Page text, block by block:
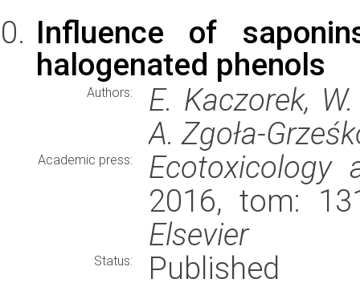
Influence of
halogenated phenols
Authors:
E. Kaczorek,
A. Zgoła-
Academic press:
Ecotoxicology
2016, tom:
Elsevier
Status:
Published